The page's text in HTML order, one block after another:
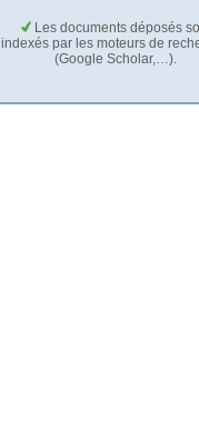
Les documents déposés
indexés par les moteurs de
(Google Scholar,…).